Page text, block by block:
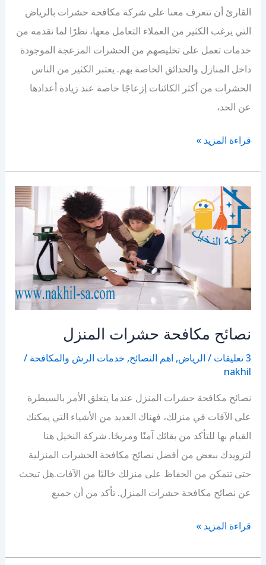
القارئ أن تتعرف معنا على شركة مكافحة حشرات بالرياض
التي يرغب الكثير من العملاء التعامل معها، نظرًا لما تقدمه من
خدمات تعمل على تخليصهم من الحشرات المزعجة الموجودة
داخل المنازل والحدائق الخاصة بهم. يعتبر الكثير من الناس
الحشرات من أكثر الكائنات إزعاجًا خاصة عند زيادة أعدادها
عن الحد،
شركة
بالرياض
قراءة المزيد »
نصائح مكافحة حشرات المنزل
3 تعليقات / الرياض, اهم النصائح, خدمات الرش والمكافحة /
nakhil
نصائح مكافحة حشرات المنزل عندما يتعلق الأمر بالسيطرة
على الآفات في منزلك، فهناك العديد من الأشياء التي يمكنك
القيام بها للتأكد من بقائك آمنًا ومريحًا. شركة النخيل هنا
لتزويدك ببعض من أفضل نصائح مكافحة الحشرات المنزلية
حتى تتمكن من الحفاظ على منزلك خاليًا من الآفات.هل تبحث
عن نصائح مكافحة حشرات المنزل. تأكد من أن جميع
نصائح
قراءة المزيد »